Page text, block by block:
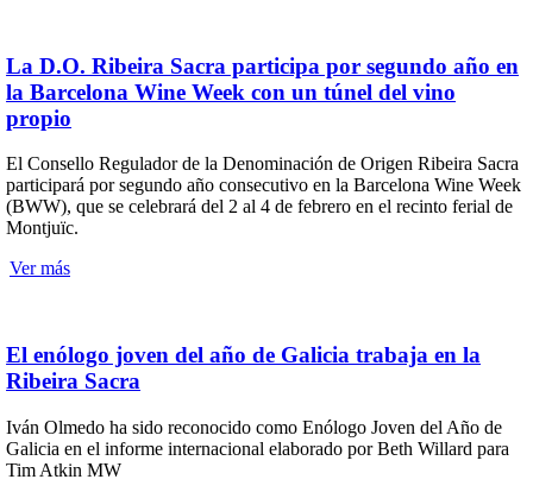
La D.O. Ribeira Sacra participa por segundo año en
la Barcelona Wine Week con un túnel del vino
propio
El Consello Regulador de la Denominación de Origen Ribeira Sacra
participará por segundo año consecutivo en la Barcelona Wine Week
(BWW), que se celebrará del 2 al 4 de febrero en el recinto ferial de
Montjuïc.
Ver más
El enólogo joven del año de Galicia trabaja en la
Ribeira Sacra
Iván Olmedo ha sido reconocido como Enólogo Joven del Año de
Galicia en el informe internacional elaborado por Beth Willard para
Tim Atkin MW